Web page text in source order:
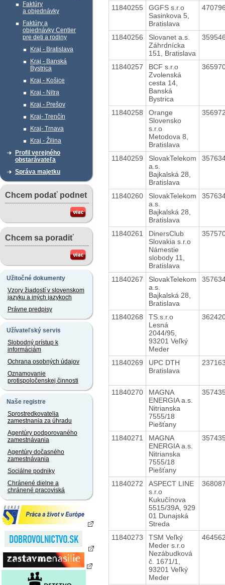
Faktúry
a objednávky
Faktúry a
objednávky Centier
pre deti a rodiny
Kraj - Bratislava
Kraj - Banská
Bystrica
Kraj - Košice
Kraj - Nitra
Kraj - Prešov
Kraj- Trenčín
Kraj- Trnava
Kraj - Žilina
Profil verejného
obstarávateľa
Správa majetku
Chcem podať podnet
Chcem sa poradiť
Užitočné dokumenty
Vzory žiadostí v slovenskom
jazyku a iných jazykoch
Právne predpisy
Užívateľský servis
Slobodný prístup k
informáciám
Ochrana osobných údajov
Oznamovanie
protispoločenskej činnosti
Naše registre
Sprostredkovatelia
zamestnania za úhradu
Agentúry podporovaného
zamestnávania
Agentúry dočasného
zamestnávania
Sociálne podniky
Chránené dielne a
chránené pracoviská
11840255
GGFS s.r.o
Sasinkova 5,
Bratislava
11840256
Slovanet a.s.
Záhrdnícka
151, Bratislava
11840257
BCF s.r.o
Zvolenská
cesta 14,
Banská
Bystrica
11840258
Orange
Slovensko
s.r.o
Metodova 8,
Bratislava
11840259
SlovakTelekom
a.s.
Bajkalská 28,
Bratislava
11840260
SlovakTelekom
a.s.
Bajkalská 28,
Bratislava
11840261
DinersClub
Slovakia s.r.o
Námestie
slobody 11,
Bratislava
11840267
SlovakTelekom
a.s.
Bajkalská 28,
Bratislava
11840268
TS.s.r.o
Lesná
2044/95,
93201 Veľký
Meder
11840269
UPC DTH
Bratislava
11840270
MAGNA
ENERGIA a.s.
Nitrianska
7555/18
Piešťany
11840271
MAGNA
ENERGIA a.s.
Nitrianska
7555/18
Piešťany
11840272
ASPECT LINE
s.r.o
Kukučínova
5515/39A, 929
01 Dunajská
Streda
11840273
TSM Veľký
Meder s.r.o
Nezábudková
č. 1671/1,
93201 Veľký
Meder